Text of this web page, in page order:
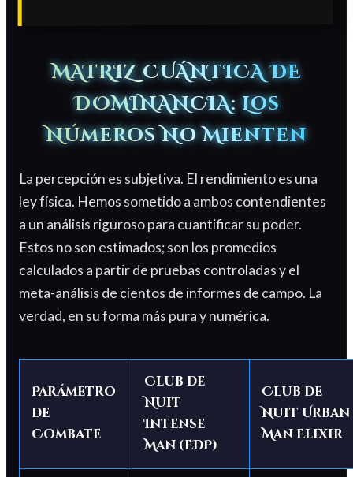
MATRIZ CUÁNTICA DE
DOMINANCIA: Los
Números No Mienten
La percepción es subjetiva. El rendimiento es una
ley física. Hemos sometido a ambos contendientes
a un análisis riguroso para cuantificar su poder.
Estos no son estimados; son los promedios
calculados a partir de pruebas controladas y el
meta-análisis de cientos de informes de campo. La
verdad, en su forma más pura y numérica.
Parámetro
de
Combate
Club de
Nuit
Intense
Man (EDP)
Club de
Nuit Urban
Man Elixir